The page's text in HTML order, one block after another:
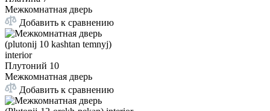
Межкомнатная дверь
Добавить к сравнению
Плутоний 10
Межкомнатная дверь
Добавить к сравнению